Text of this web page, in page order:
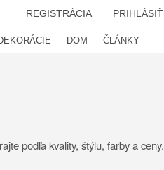
REGISTRÁCIA PRIHLÁSIŤ
DOM ČLÁNKY
podľa kvality, štýlu, farby a ceny.